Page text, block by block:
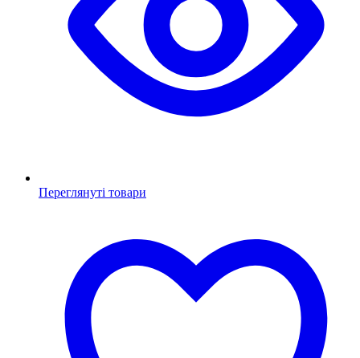
Переглянуті товари